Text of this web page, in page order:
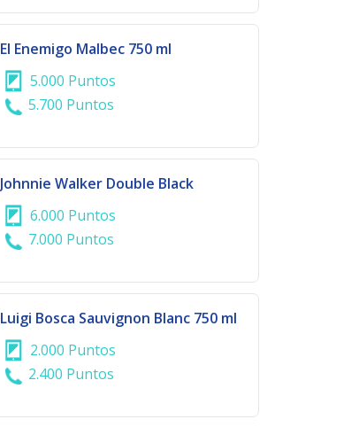
El Enemigo Malbec 750 ml
5.000 Puntos
5.700 Puntos
Johnnie Walker Double Black
6.000 Puntos
7.000 Puntos
Luigi Bosca Sauvignon Blanc 750 ml
2.000 Puntos
2.400 Puntos